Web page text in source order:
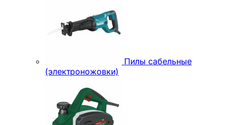
Пилы сабельные
(электроножовки)